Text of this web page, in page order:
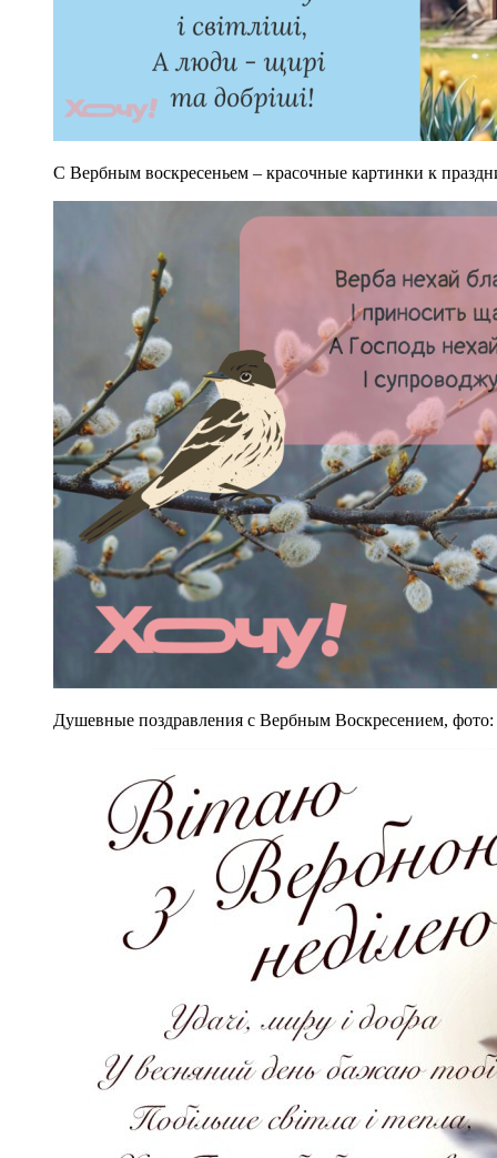
С Вербным воскресеньем – красочные картинки к
Душевные поздравления с Вербным Воскресением,